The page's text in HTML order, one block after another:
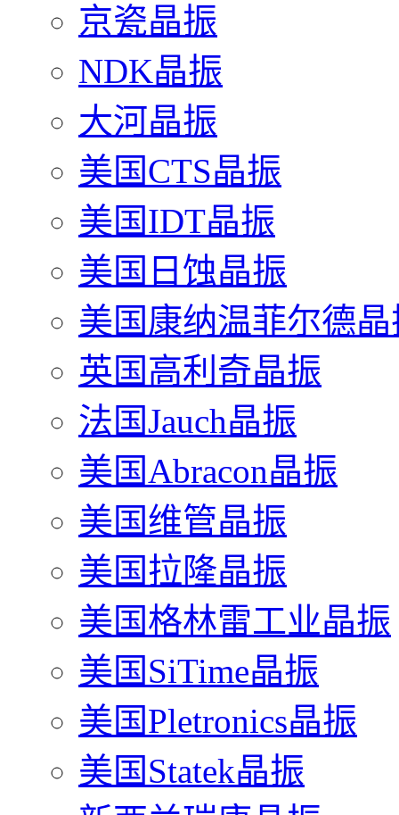
京瓷晶振
NDK晶振
大河晶振
美国CTS晶振
美国IDT晶振
美国日蚀晶振
美国康纳温菲尔德晶
英国高利奇晶振
法国Jauch晶振
美国Abracon晶振
美国维管晶振
美国拉隆晶振
美国格林雷工业晶振
美国SiTime晶振
美国Pletronics晶振
美国Statek晶振